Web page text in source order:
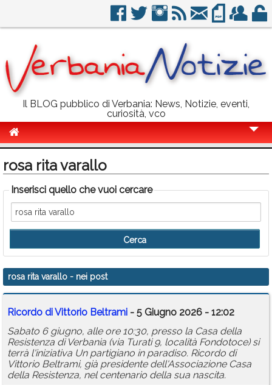
Il BLOG pubblico di Verbania: News, Notizie, eventi,
curiosità, vco
Politica
Sport
Eventi
Info Utili
Rubriche
Calendario
Annunci
rosa rita varallo
Inserisci quello che vuoi cercare
rosa rita varallo - nei post
Ricordo di Vittorio Beltrami - 5 Giugno 2026 - 12:02
Sabato 6 giugno, alle ore 10:30, presso la Casa della
Resistenza di Verbania (via Turati 9, località Fondotoce) si
terrà l'iniziativa Un partigiano in paradiso. Ricordo di
Vittorio Beltrami, già presidente dell'Associazione Casa
della Resistenza, nel centenario della sua nascita.